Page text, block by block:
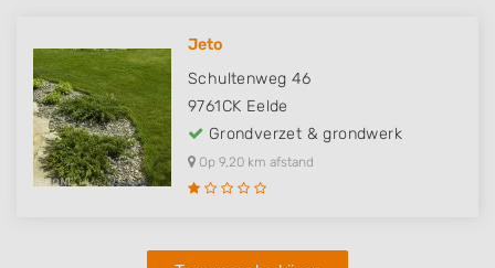
Jeto
Schultenweg 46
9761CK Eelde
Grondverzet & grondwerk
Op 9,20 km afstand